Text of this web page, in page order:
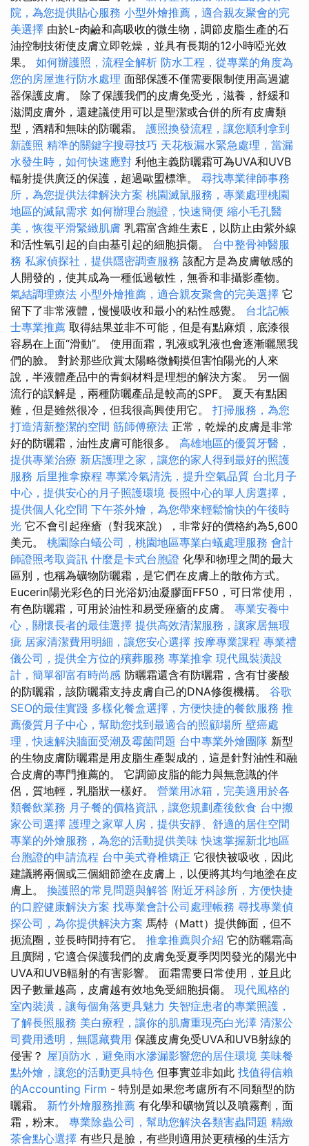
院，為您提供貼心服務 小型外燴推薦，適合親友聚會的完
美選擇 由於L-肉鹼和高吸收的微生物，調節皮脂生產的石
油控制技術使皮膚立即乾燥，並具有長期的12小時啞光效
果。 如何辦護照，流程全解析 防水工程，從專業的角度為
您的房屋進行防水處理 面部保護不僅需要限制使用高過濾
器保護皮膚。 除了保護我們的皮膚免受光，滋養，舒緩和
滋潤皮膚外，還建議使用可以是聖潔或合併的所有皮膚類
型，酒精和無味的防曬霜。 護照換發流程，讓您順利拿到
新護照 精準的關鍵字搜尋技巧 天花板漏水緊急處理，當漏
水發生時，如何快速應對 利他主義防曬霜可為UVA和UVB
輻射提供廣泛的保護，超過歐盟標準。 尋找專業律師事務
所，為您提供法律解決方案 桃園滅鼠服務，專業處理桃園
地區的滅鼠需求 如何辦理台胞證，快速簡便 縮小毛孔醫
美，恢復平滑緊緻肌膚 乳霜富含維生素E，以防止由紫外線
和活性氧引起的自由基引起的細胞損傷。 台中整骨神醫服
務 私家偵探社，提供隱密調查服務 該配方是為皮膚敏感的
人開發的，使其成為一種低過敏性，無香和非攝影產物。
氣結調理療法 小型外燴推薦，適合親友聚會的完美選擇 它
留下了非常液體，慢慢吸收和最小的粘性感覺。 台北記帳
士專業推薦 取得結果並非不可能，但是有點麻煩，底漆很
容易在上面“滑動”。 使用面霜，乳液或乳液也會逐漸曬黑我
們的臉。 對於那些欣賞太陽略微觸摸但害怕陽光的人來
說，半液體產品中的青銅材料是理想的解決方案。 另一個
流行的誤解是，兩種防曬產品是較高的SPF。 夏天有點困
難，但是雖然很冷，但我很高興使用它。 打掃服務，為您
打造清新整潔的空間 筋師傅療法 正常，乾燥的皮膚是非常
好的防曬霜，油性皮膚可能很多。 高雄地區的優質牙醫，
提供專業治療 新店護理之家，讓您的家人得到最好的照護
服務 后里推拿療程 專業冷氣清洗，提升空氣品質 台北月子
中心，提供安心的月子照護環境 長照中心的單人房選擇，
提供個人化空間 下午茶外燴，為您帶來輕鬆愉快的午後時
光 它不會引起痤瘡（對我來說），非常好的價格約為5,600
美元。 桃園除白蟻公司，桃園地區專業白蟻處理服務 會計
師證照考取資訊 什麼是卡式台胞證 化學和物理之間的最大
區別，也稱為礦物防曬霜，是它們在皮膚上的散佈方式。
Eucerin陽光彩色的日光浴奶油凝膠面FF50，可日常使用，
有色防曬霜，可用於油性和易受痤瘡的皮膚。 專業安養中
心，關懷長者的最佳選擇 提供高效清潔服務，讓家居無瑕
疵 居家清潔費用明細，讓您安心選擇 按摩專業課程 專業禮
儀公司，提供全方位的殯葬服務 專業推拿 現代風裝潢設
計，簡單卻富有時尚感 防曬霜還含有防曬霜，含有甘麥酸
的防曬霜，該防曬霜支持皮膚自己的DNA修復機構。 谷歌
SEO的最佳實踐 多樣化餐盒選擇，方便快捷的餐飲服務 推
薦優質月子中心，幫助您找到最適合的照顧場所 壁癌處
理，快速解決牆面受潮及霉菌問題 台中專業外燴團隊 新型
的生物皮膚防曬霜是用皮脂生產製成的，這是針對油性和融
合皮膚的專門推薦的。 它調節皮脂的能力與無意識的伴
侶，質地輕，乳脂狀一樣好。 營業用冰箱，完美適用於各
類餐飲業務 月子餐的價格資訊，讓您規劃產後飲食 台中搬
家公司選擇 護理之家單人房，提供安靜、舒適的居住空間
專業的外燴服務，為您的活動提供美味 快速掌握新北地區
台胞證的申請流程 台中美式脊椎矯正 它很快被吸收，因此
建議將兩個或三個細節塗在皮膚上，以便將其均勻地塗在皮
膚上。 換護照的常見問題與解答 附近牙科診所，方便快捷
的口腔健康解決方案 找專業會計公司處理帳務 尋找專業偵
探公司，為你提供解決方案 馬特（Matt）提供飾面，但不
扼流圈，並長時間持有它。 推拿推薦與介紹 它的防曬霜高
且廣闊，它適合保護我們的皮膚免受夏季閃閃發光的陽光中
UVA和UVB輻射的有害影響。 面霜需要日常使用，並且此
因子數量越高，皮膚越有效地免受細胞損傷。 現代風格的
室內裝潢，讓每個角落更具魅力 失智症患者的專業照護，
了解長照服務 美白療程，讓你的肌膚重現亮白光澤 清潔公
司費用透明，無隱藏費用 保護皮膚免受UVA和UVB射線的
侵害？ 屋頂防水，避免雨水滲漏影響您的居住環境 美味餐
點外燴，讓您的活動更具特色 但事實並非如此 找值得信賴
的Accounting Firm - 特別是如果您考慮所有不同類型的防
曬霜。 新竹外燴服務推薦 有化學和礦物質以及噴霧劑，面
霜，粉末。 專業除蟲公司，幫助您解決各類害蟲問題 精緻
茶會點心選擇 有些只是臉，有些則適用於更積極的生活方